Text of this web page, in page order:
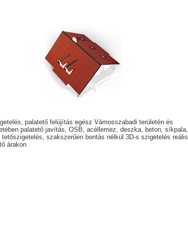
palatető felújítás egész Vámosszabadi területén és
palatető javítás, OSB, acéllemez, deszka, beton, síkpala,
szakszerűen bontás nélkül 3D-s szigetelés reális
árakon